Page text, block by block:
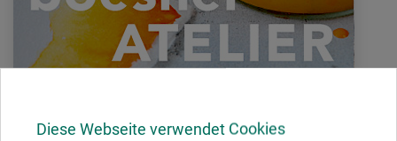
Diese Webseite verwendet Cookies
Karin Weixler